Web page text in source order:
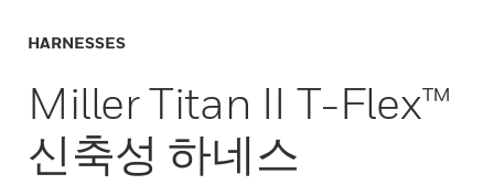
HARNESSES
Miller Titan II T-Flex™
신축성 하네스